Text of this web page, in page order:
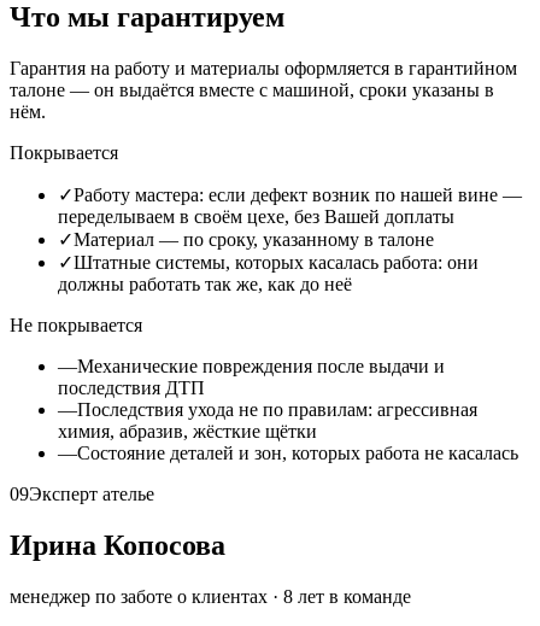
Что мы гарантируем
Гарантия на работу и материалы оформляется в гарантийном
талоне — он выдаётся вместе с машиной, сроки указаны в
нём.
Покрывается
✓Работу мастера: если дефект возник по нашей вине —
переделываем в своём цехе, без Вашей доплаты
✓Материал — по сроку, указанному в талоне
✓Штатные системы, которых касалась работа: они
должны работать так же, как до неё
Не покрывается
—Механические повреждения после выдачи и
последствия ДТП
—Последствия ухода не по правилам: агрессивная
химия, абразив, жёсткие щётки
—Состояние деталей и зон, которых работа не касалась
09Эксперт ателье
Ирина Копосова
менеджер по заботе о клиентах · 8 лет в команде